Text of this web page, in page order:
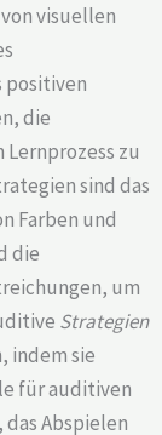
visuellen
positiven
die
zu
sind das
Farben und
die
um
Strategien
indem sie
für auditiven
Abspielen